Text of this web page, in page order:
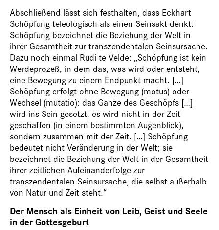
Abschließend lässt sich festhalten, dass Eckhart
Schöpfung teleologisch als einen Seinsakt denkt:
Schöpfung bezeichnet die Beziehung der Welt in
ihrer Gesamtheit zur transzendentalen Seinsursache.
Dazu noch einmal Rudi te Velde: „Schöpfung ist kein
Werdeprozeß, in dem das, was wird oder entsteht,
eine Bewegung zu einem Endpunkt macht. […]
Schöpfung erfolgt ohne Bewegung (motus) oder
Wechsel (mutatio): das Ganze des Geschöpfs […]
wird ins Sein gesetzt; es wird nicht in der Zeit
geschaffen (in einem bestimmten Augenblick),
sondern zusammen mit der Zeit. […] Schöpfung
bedeutet nicht Veränderung in der Welt; sie
bezeichnet die Beziehung der Welt in der Gesamtheit
ihrer zeitlichen Aufeinanderfolge zur
transzendentalen Seinsursache, die selbst außerhalb
von Natur und Zeit steht.“
Der Mensch als Einheit von Leib, Geist und Seele
in der Gottesgeburt